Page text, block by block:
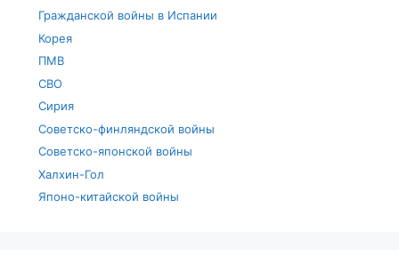
Гражданской войны в Испании
Корея
ПМВ
СВО
Сирия
Советско-финляндской войны
Советско-японской войны
Халхин-Гол
Японо-китайской войны